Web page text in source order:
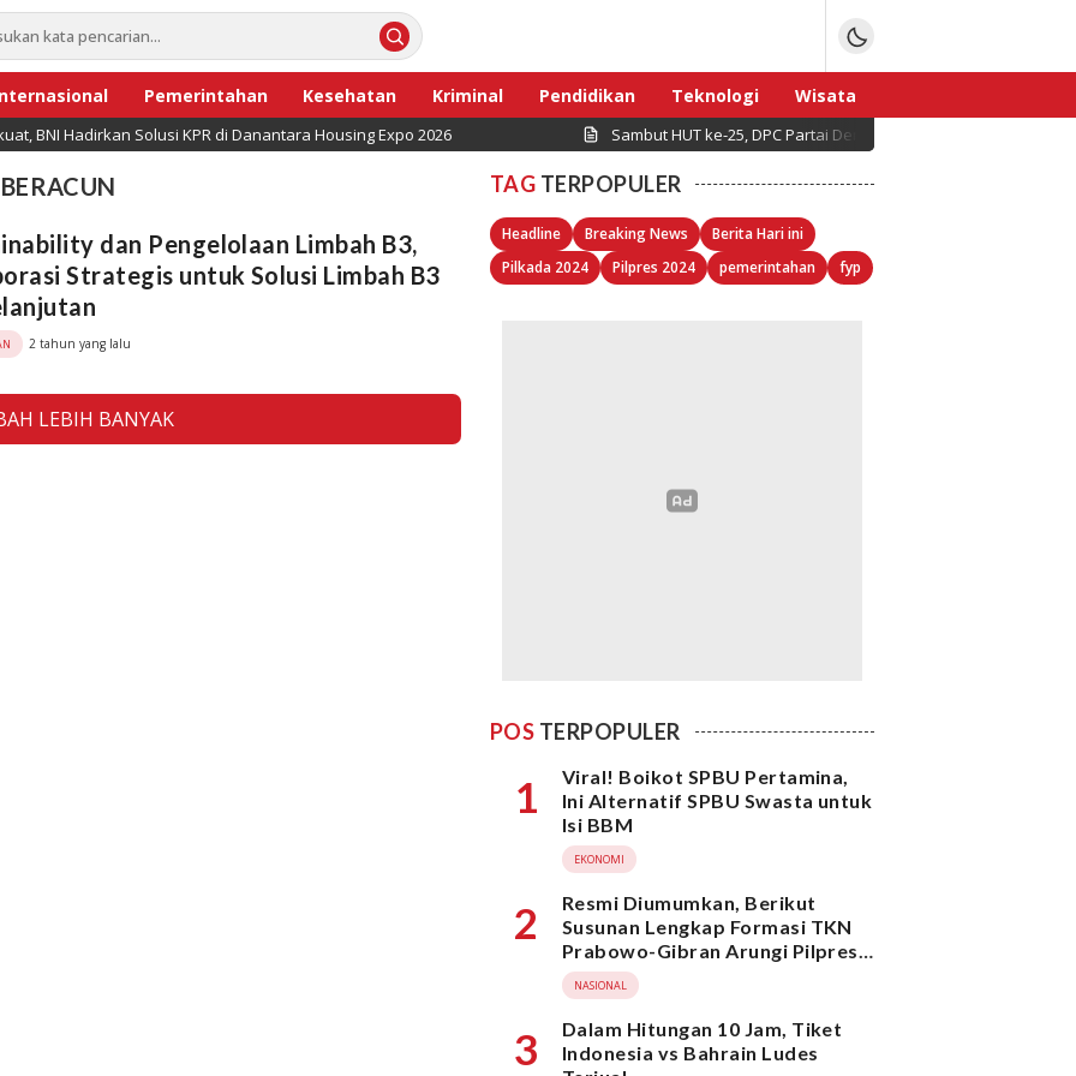
Pemerintahan Kesehatan Kriminal Pendidikan Teknologi
Wisata
Sport
BNI Hadirkan Solusi KPR di Danantara Housing Expo 2026 Sambut HUT ke-25, DPC Partai Demokrat Pulau Seribu Gelar
dan Pengelolaan Limbah B3,
Strategis untuk Solusi Limbah B3
2 tahun yang lalu
LEBIH BANYAK
TAG TERPOPULER
Headline Breaking News
Berita Hari ini
Pilkada 2024
Pilpres 2024 pemerintahan fyp
POS TERPOPULER
1
Viral! Boikot SPBU Pertamina,
Ini Alternatif SPBU Swasta untuk
Isi BBM
EKONOMI
2
Resmi Diumumkan, Berikut
Susunan Lengkap Formasi TKN
Prabowo-Gibran Arungi Pilpres
2024, Ada Ridwan Kamil hingga
Suami Yenny Wahid
NASIONAL
3
Dalam Hitungan 10 Jam, Tiket
Indonesia vs Bahrain Ludes